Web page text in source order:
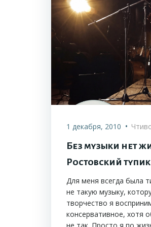
1 декабря, 2010 •
Без музыки нет
Ростовский
Для меня всегда была
не такую музыку,
творчество я
консервативное, хотя